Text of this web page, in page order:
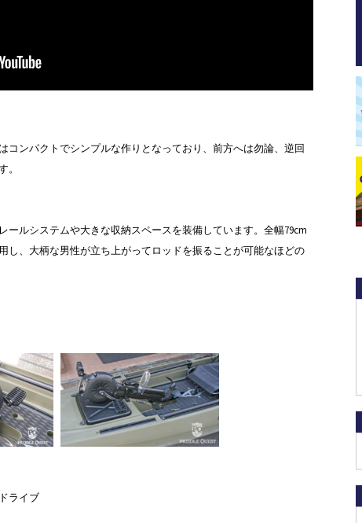
コンパクトでシンプルな作りとなっており、前方へは勿論、逆回
。
ールシステムや大きな収納スペースを装備しています。全幅79cm
し、大柄な男性が立ち上がってロッドを振ることが可能なほどの
ライブ